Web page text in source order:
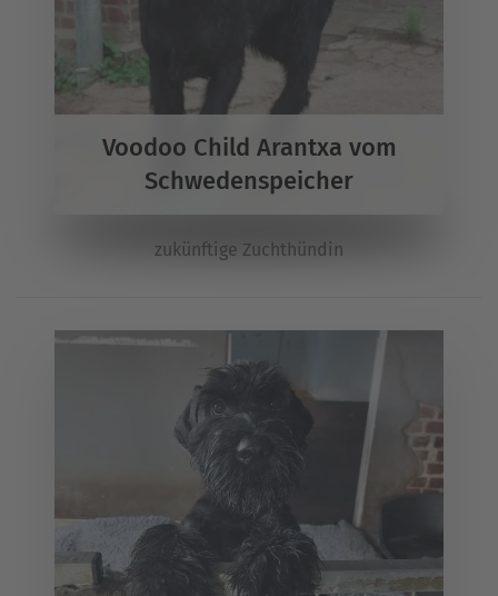
Voodoo Child Arantxa vom
Schwedenspeicher
zukünftige Zuchthündin